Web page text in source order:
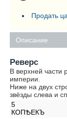
Продать
Описание
Реверс
В верхней части
империи.
Ниже на двух
звёзды слева и
5
КОПѢЕКЪ